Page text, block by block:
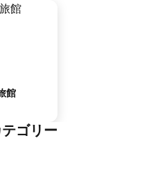
館
ゴリー